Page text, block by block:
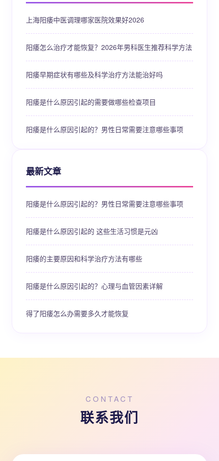
上海阳痿中医调理哪家医院效果好2026
阳痿怎么治疗才能恢复？2026年男科医生推荐科学方法
阳痿早期症状有哪些及科学治疗方法能治好吗
阳痿是什么原因引起的需要做哪些检查项目
阳痿是什么原因引起的？男性日常需要注意哪些事项
最新文章
阳痿是什么原因引起的？男性日常需要注意哪些事项
阳痿是什么原因引起的 这些生活习惯是元凶
阳痿的主要原因和科学治疗方法有哪些
阳痿是什么原因引起的？心理与血管因素详解
得了阳痿怎么办需要多久才能恢复
CONTACT
联系我们